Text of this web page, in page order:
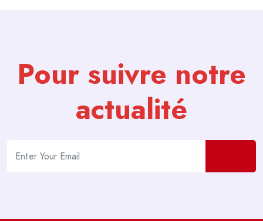
Pour suivre notre
actualité